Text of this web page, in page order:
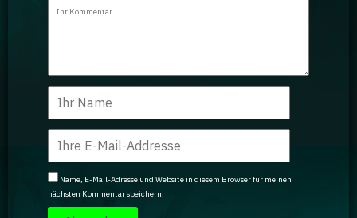
Name, E-Mail-Adresse und Website in diesem Browser für meinen
nächsten Kommentar speichern.